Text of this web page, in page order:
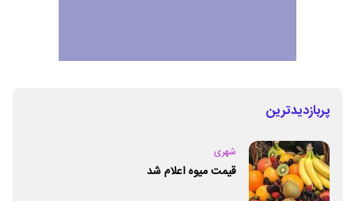
پربازدیدترین
شهری
قیمت میوه اعلام شد